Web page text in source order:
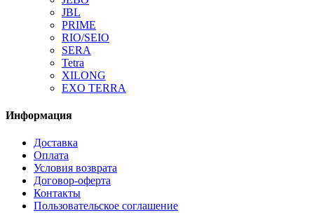
JBL
PRIME
RIO/SEIO
SERA
Tetra
XILONG
EXO TERRA
Информация
Доставка
Оплата
Условия возврата
Договор-оферта
Контакты
Пользовательское соглашение